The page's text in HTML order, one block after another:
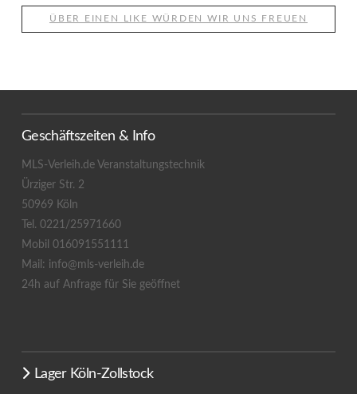
ÜBER EINEN LIKE WÜRDEN WIR UNS FREUEN
Geschäftszeiten & Info
MLS-Verleih.de Veranstaltungstechnik
Ürziger Str. 2
50969 Köln
Tel. 0221/25971660
Mobil 016091551111
Mail: info@mls-verleih.de
24h auf Anfrage für Sie geöffnet
Lager Köln-Zollstock